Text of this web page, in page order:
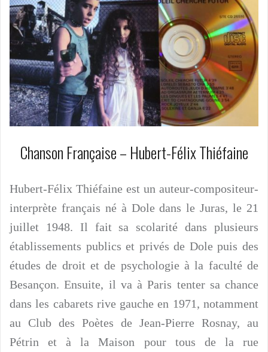
Chanson Française – Hubert-Félix Thiéfaine
Hubert-Félix Thiéfaine est un auteur-compositeur-
interprète français né à Dole dans le Juras, le 21
juillet 1948. Il fait sa scolarité dans plusieurs
établissements publics et privés de Dole puis des
études de droit et de psychologie à la faculté de
Besançon. Ensuite, il va à Paris tenter sa chance
dans les cabarets rive gauche en 1971, notamment
au Club des Poètes de Jean-Pierre Rosnay, au
Pétrin et à la Maison pour tous de la rue